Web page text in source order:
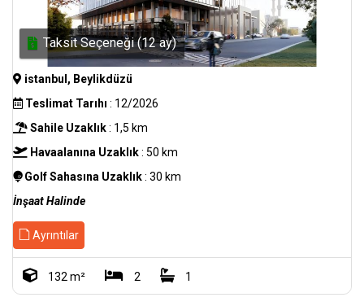
Taksit Seçeneği (12 ay)
istanbul, Beylikdüzü
Teslimat Tarıhı : 12/2026
Sahile Uzaklık: 1,5 km
Havaalanına Uzaklık: 50 km
Golf Sahasına Uzaklık: 30 km
İnşaat Halinde
Ayrıntılar
132 m² 2 1